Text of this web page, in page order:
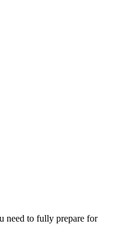
need to fully prepare for